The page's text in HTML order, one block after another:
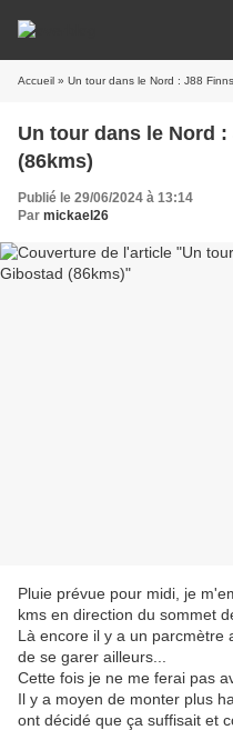
Accueil » Un tour dans le Nord : J88
Un tour dans le Nord
(86kms)
Publié le 29/06/2024 à 13:14
Par mickael26
Pluie prévue pour midi, je
kms en direction du sommet
Là encore il y a un parcmètre
de se garer ailleurs...
Cette fois je ne me ferai pas
Il y a moyen de monter plus
ont décidé que ça suffisait et